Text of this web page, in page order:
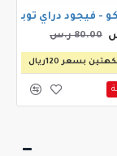
60مل
- فيجود دراي توباكو 30مل
80.00 ر.س
بسعر 120ريال